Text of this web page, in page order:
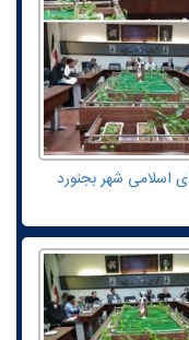
اسلامی شهر بجنورد